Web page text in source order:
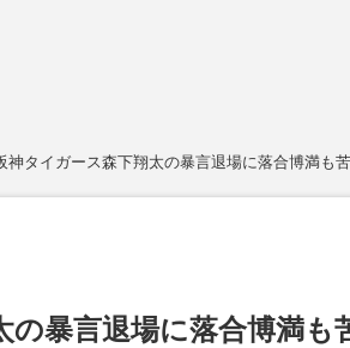
神タイガース森下翔太の暴言退場に落合博満も
暴言退場に落合博満も